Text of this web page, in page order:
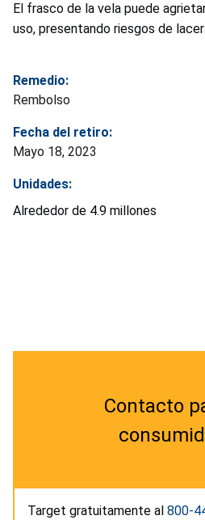
El frasco de la vela puede
uso, presentando riesgos de
Remedio:
Rembolso
Fecha del retiro:
Mayo 18, 2023
Unidades:
Alrededor de 4.9 millones
Contacto
Target gratuitamente al 800-